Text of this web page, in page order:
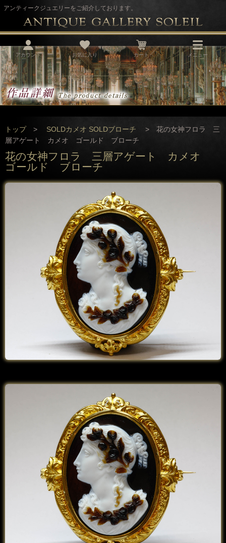
アンティークジュエリーをご紹介しております。
アカウント お気に入り カート メニュー
トップ> SOLDカメオ SOLDブローチ > 花の女神フロラ 三
層アゲート カメオ ゴールド ブローチ
花の女神フロラ 三層アゲート カメオ
ゴールド ブローチ